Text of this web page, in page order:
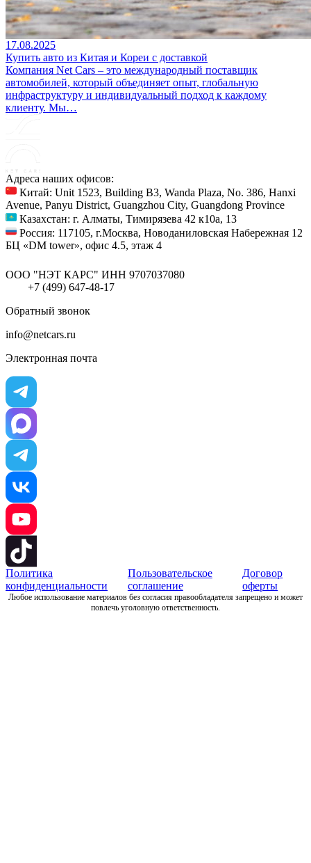
17.08.2025
Купить авто из Китая и Кореи с доставкой
Компания Net Сars – это международный поставщик
автомобилей, который объединяет опыт, глобальную
инфраструктуру и индивидуальный подход к каждому
клиенту. Мы…
Адреса наших офисов:
Китай: Unit 1523, Building B3, Wanda Plaza, No. 386, Hanxi
Avenue, Panyu District, Guangzhou City, Guangdong Province
Казахстан: г. Алматы, Тимирязева 42 к10а, 13
Россия: 117105, г.Москва, Новоданиловская Набережная 12
БЦ «DM tower», офис 4.5, этаж 4
ООО "НЭТ КАРС" ИНН 9707037080
+7 (499) 647-48-17
Обратный звонок
info@netcars.ru
Электронная почта
Политика
конфиденциальности
Пользовательское
соглашение
Договор
оферты
Любое использование материалов без согласия правообладателя запрещено и может
повлечь уголовную ответственность.